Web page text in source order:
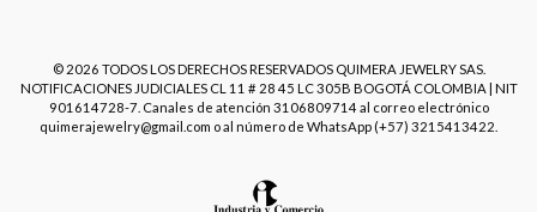
© 2026 TODOS LOS DERECHOS RESERVADOS QUIMERA JEWELRY SAS.
NOTIFICACIONES JUDICIALES CL 11 # 28 45 LC 305B BOGOTÁ COLOMBIA | NIT
901614728-7. Canales de atención 3106809714 al correo electrónico
quimerajewelry@gmail.com o al número de WhatsApp (+57) 3215413422.